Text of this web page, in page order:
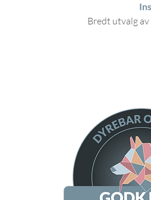
Bredt utvalg